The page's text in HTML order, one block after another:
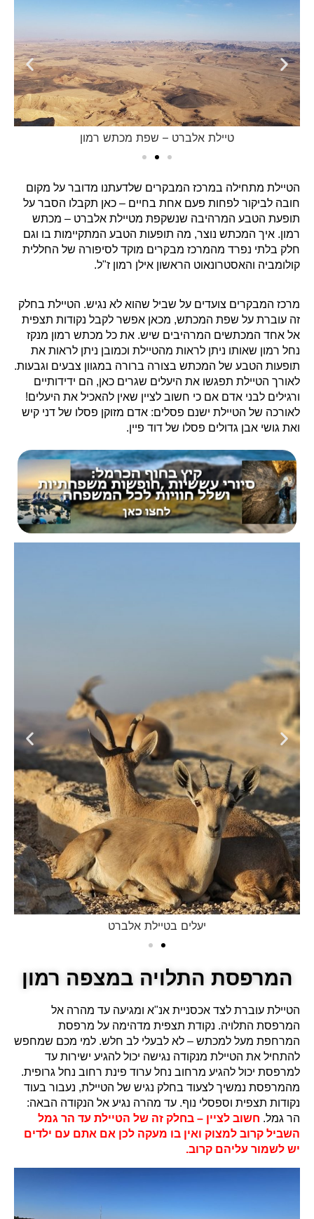
טיילת אלברט – שפת מכתש רמון
הטיילת מתחילה במרכז המבקרים שלדעתנו מדובר על מקום
חובה לביקור לפחות פעם אחת בחיים – כאן תקבלו הסבר על
תופעת הטבע המרהיבה שנשקפת מטיילת אלברט – מכתש
רמון. איך המכתש נוצר, מה תופעות הטבע המתקיימות בו וגם
חלק בלתי נפרד מהמרכז מבקרים מוקד לסיפורה של החללית
קולומביה והאסטרונאוט הראשון אילן רמון ז"ל.
מרכז המבקרים צועדים על שביל שהוא לא נגיש. הטיילת בחלק
זה עוברת על שפת המכתש, מכאן אפשר לקבל נקודות תצפית
אל אחד המכתשים המרהיבים שיש. את כל מכתש רמון מנקז
נחל רמון שאותו ניתן לראות מהטיילת וכמובן ניתן לראות את
תופעות הטבע של המכתש בצורה ברורה במגוון צבעים וגבעות.
לאורך הטיילת תפגשו את היעלים שגרים כאן, הם ידידותיים
ורגילים לבני אדם אם כי חשוב לציין שאין להאכיל את היעלים!
לאורכה של הטיילת ישנם פסלים: אדם מזוקן פסלו של דני קיש
ואת גושי אבן גדולים פסלו של דוד פיין.
יעלים בטיילת אלברט
המרפסת התלויה במצפה רמון
הטיילת עוברת לצד אכסניית אנ"א ומגיעה עד מהרה אל
המרפסת התלויה. נקודת תצפית מדהימה על מרפסת
המרחפת מעל למכתש – לא לבעלי לב חלש. למי מכם שמחפש
להתחיל את הטיילת מנקודה נגישה יכול להגיע ישירות עד
למרפסת יכול להגיע מרחוב נחל ערוד פינת רחוב נחל גרופית.
מהמרפסת נמשיך לצעוד בחלק נגיש של הטיילת, נעבור בעוד
נקודות תצפית וספסלי נוף. עד מהרה נגיע אל הנקודה הבאה:
הר גמל. חשוב לציין – בחלק זה של הטיילת עד הר גמל
השביל קרוב למצוק ואין בו מעקה לכן אם אתם עם ילדים
יש לשמור עליהם קרוב.